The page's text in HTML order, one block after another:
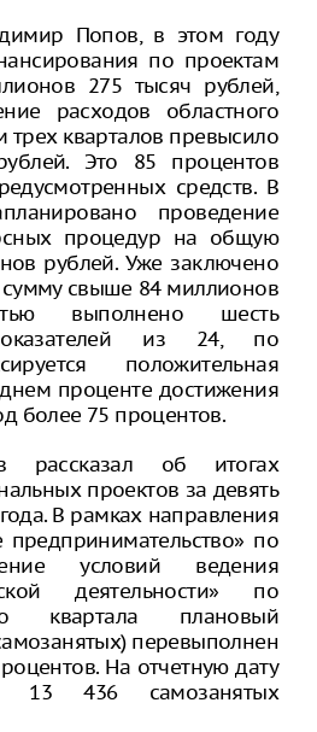
Попов, в этом году
по проектам
275 тысяч рублей,
расходов областного
трех кварталов превысило
Это 85 процентов
средств. В
проведение
процедур на общую
рублей. Уже заключено
сумму свыше 84 миллионов
выполнено шесть
из 24, по
положительная
проценте достижения
более 75 процентов.
рассказал об итогах
проектов за девять
В рамках направления
по
условий ведения
деятельности» по
квартала плановый
перевыполнен
На отчетную дату
13 436 самозанятых